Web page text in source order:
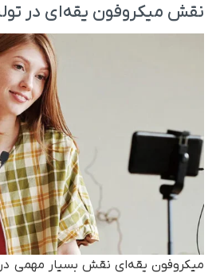
نقش میکروفون یقه‌ای در
میکروفون یقه‌ای نقش بسیار مهمی در